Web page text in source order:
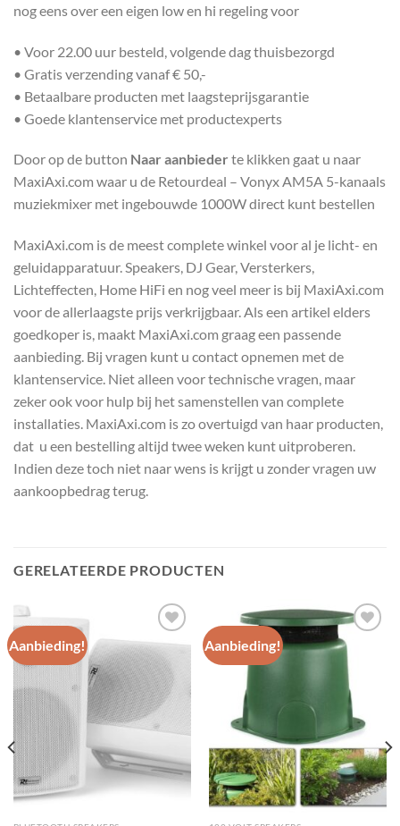
nog eens over een eigen low en hi regeling voor
• Voor 22.00 uur besteld, volgende dag thuisbezorgd
• Gratis verzending vanaf € 50,-
• Betaalbare producten met laagsteprijsgarantie
• Goede klantenservice met productexperts
Door op de button Naar aanbieder te klikken gaat u naar
MaxiAxi.com waar u de Retourdeal – Vonyx AM5A 5-kanaals
muziekmixer met ingebouwde 1000W direct kunt bestellen
MaxiAxi.com is de meest complete winkel voor al je licht- en
geluidapparatuur. Speakers, DJ Gear, Versterkers,
Lichteffecten, Home HiFi en nog veel meer is bij MaxiAxi.com
voor de allerlaagste prijs verkrijgbaar. Als een artikel elders
goedkoper is, maakt MaxiAxi.com graag een passende
aanbieding. Bij vragen kunt u contact opnemen met de
klantenservice. Niet alleen voor technische vragen, maar
zeker ook voor hulp bij het samenstellen van complete
installaties. MaxiAxi.com is zo overtuigd van haar producten,
dat u een bestelling altijd twee weken kunt uitproberen.
Indien deze toch niet naar wens is krijgt u zonder vragen uw
aankoopbedrag terug.
GERELATEERDE PRODUCTEN
Aanbieding!
Toevoegen
aan
wenslijst
Aanbieding!
Toevoegen
aan
wenslijst